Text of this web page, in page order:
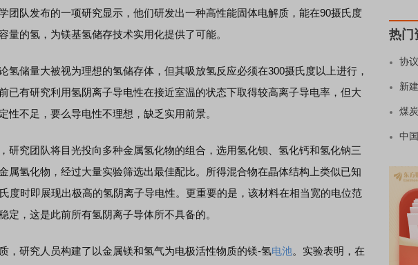
队发布的一项研究显示，他们研发出一种高性能固体电解质，能在90摄氏度
量的氢，为镁基氢储存技术实用化提供了可能。
储量大被视为理想的氢储存体，但其吸放氢反应必须在300摄氏度以上进行，
已有研究利用氢阴离子导电性在接近室温的状态下取得较高离子导电率，但大
性不足，要么导电性不理想，缺乏实用前景。
究团队将目光投向多种金属氢化物的组合，选用氢化钡、氢化钙和氢化钠三
属氢化物，经过大量实验筛选出最佳配比。所得混合物在晶体结构上类似已知
度时即展现出极高的氢阴离子导电性。更重要的是，该材料在相当宽的电位范
定，这是此前所有氢阴离子导体所不具备的。
研究人员构建了以金属镁和氢气为电极活性物质的镁-氢电池。实验表明，在
热门
协
新
煤
中